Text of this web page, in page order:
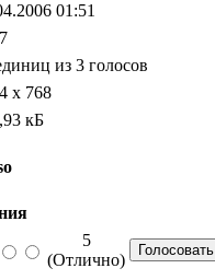
01:51
из 3 голосов
x 768
кБ
5
(Отлично)